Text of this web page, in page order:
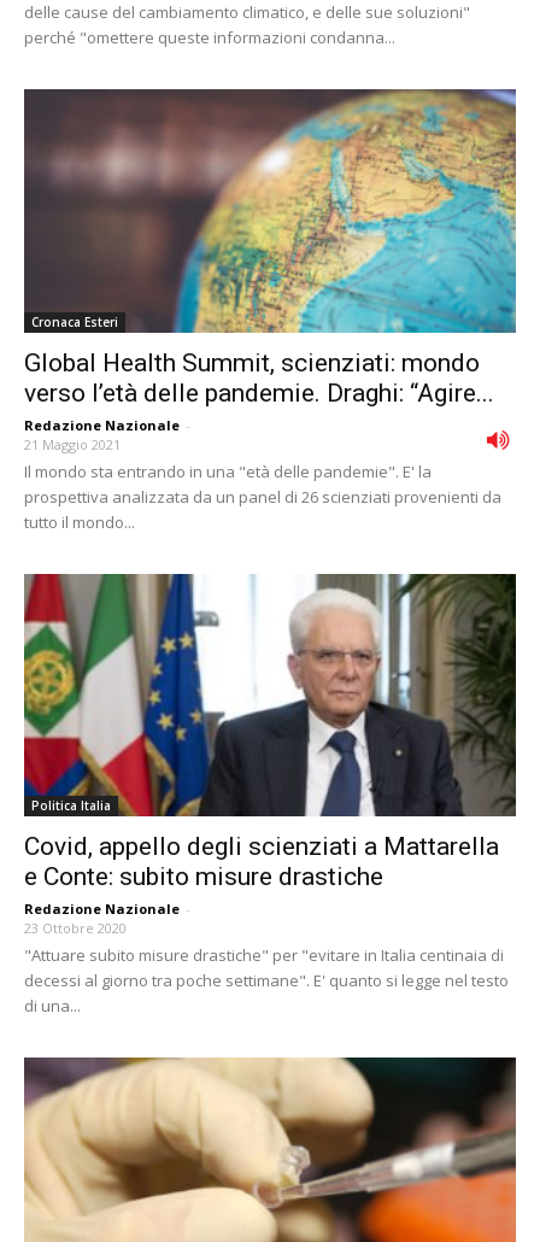
delle cause del cambiamento climatico, e delle sue soluzioni"
perché "omettere queste informazioni condanna...
Cronaca Esteri
Global Health Summit, scienziati: mondo
verso l’età delle pandemie. Draghi: “Agire...
Redazione Nazionale -
21 Maggio 2021
Il mondo sta entrando in una "età delle pandemie". E' la
prospettiva analizzata da un panel di 26 scienziati provenienti da
tutto il mondo...
Politica Italia
Covid, appello degli scienziati a Mattarella
e Conte: subito misure drastiche
Redazione Nazionale -
23 Ottobre 2020
"Attuare subito misure drastiche" per "evitare in Italia centinaia di
decessi al giorno tra poche settimane". E' quanto si legge nel testo
di una...